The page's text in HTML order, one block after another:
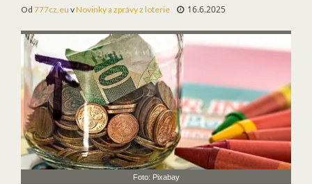
Od 777cz.eu vNovinky a zprávy z loterie 16.6.2025
Foto: Pixabay